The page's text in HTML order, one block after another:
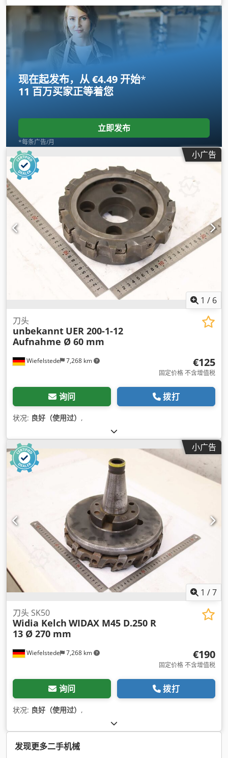
现在起发布，从 €4.49 开始*
11 百万买家正等着您
立即发布
*每条广告/月
小广告
1 / 6
Wiefelstede 7,268 km
刀头
unbekannt UER 200-1-12
Aufnahme Ø 60 mm
€125
固定价格 不含增值税
询问 拨打
状况: 良好（使用过） ,
小广告
1 /7
Wiefelstede 7,268 km
刀头 SK50
Widia Kelch WIDAX M45 D.250 R
13 Ø 270 mm
€190
固定价格 不含增值税
询问 拨打
状况: 良好（使用过） ,
发现更多二手机械